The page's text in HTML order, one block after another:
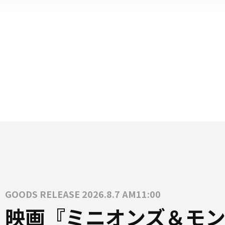
GOODS RELEASE 2026.8.7 AM11:00
映画『ミニオンズ＆モン